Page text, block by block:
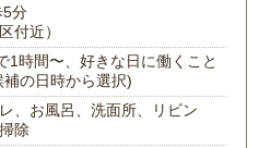
5分
付近）
1時間〜、好きな日に働くこと
の日時から選択)
、お風呂、洗面所、リビン
除